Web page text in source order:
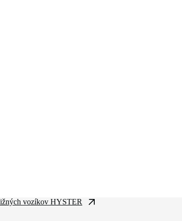
vozíkov HYSTER